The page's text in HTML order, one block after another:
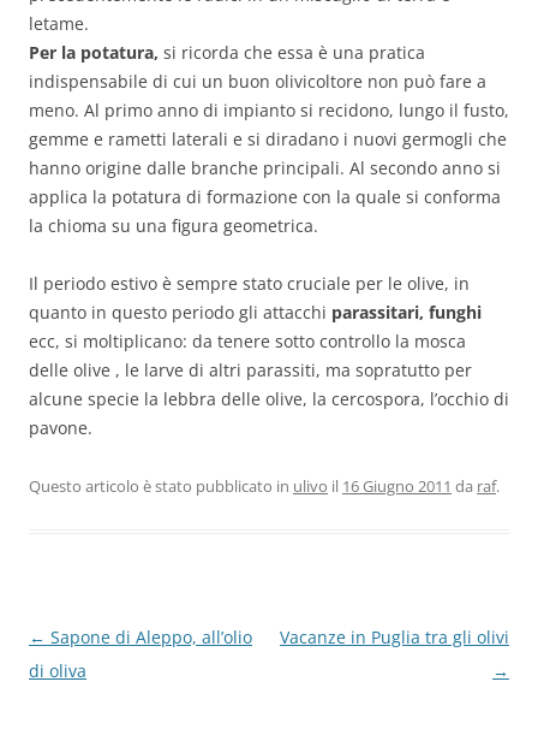
letame.
Per la potatura, si ricorda che essa è una pratica
indispensabile di cui un buon olivicoltore non può fare a
meno. Al primo anno di impianto si recidono, lungo il fusto,
gemme e rametti laterali e si diradano i nuovi germogli che
hanno origine dalle branche principali. Al secondo anno si
applica la potatura di formazione con la quale si conforma
la chioma su una figura geometrica.
Il periodo estivo è sempre stato cruciale per le olive, in
quanto in questo periodo gli attacchi parassitari, funghi
ecc, si moltiplicano: da tenere sotto controllo la mosca
delle olive , le larve di altri parassiti, ma sopratutto per
alcune specie la lebbra delle olive, la cercospora, l’occhio di
pavone.
Questo articolo è stato pubblicato in ulivo il 16 Giugno 2011 da raf.
Navigazione
articolo
← Sapone di Aleppo, all’olio
di oliva
Vacanze in Puglia tra gli olivi
→